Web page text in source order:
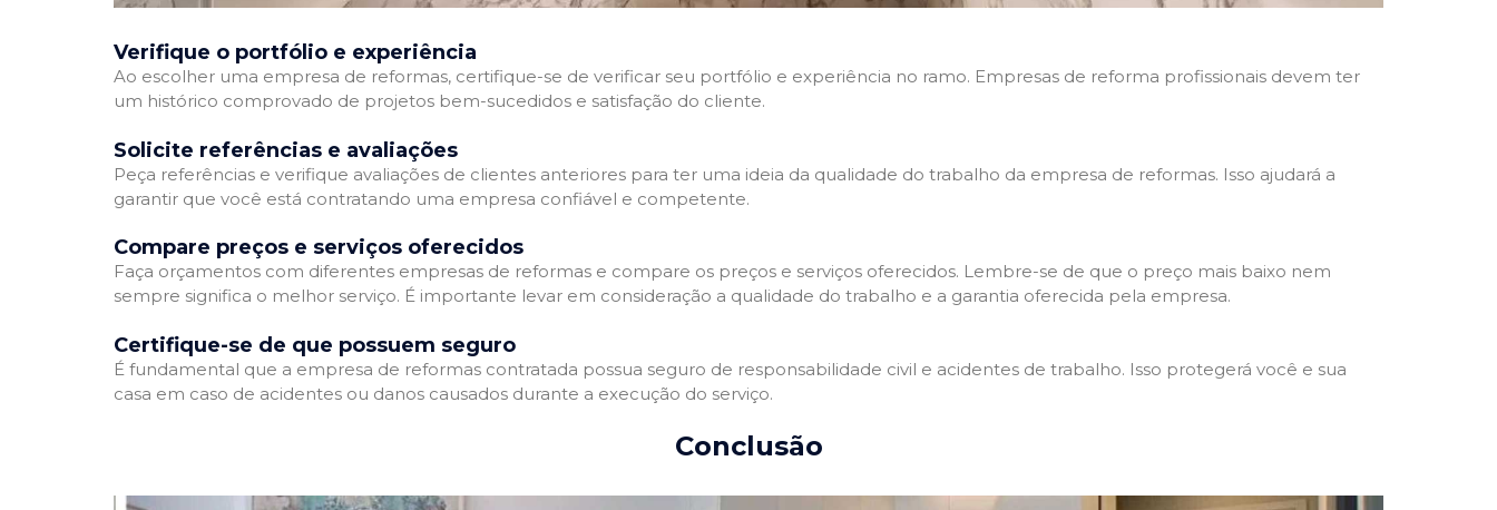
Verifique o portfólio e experiência
Ao escolher uma empresa de reformas, certifique-se de verificar seu portfólio e experiência no ramo. Empresas de reforma profissionais devem ter
um histórico comprovado de projetos bem-sucedidos e satisfação do cliente.
Solicite referências e avaliações
Peça referências e verifique avaliações de clientes anteriores para ter uma ideia da qualidade do trabalho da empresa de reformas. Isso ajudará a
garantir que você está contratando uma empresa confiável e competente.
Compare preços e serviços oferecidos
Faça orçamentos com diferentes empresas de reformas e compare os preços e serviços oferecidos. Lembre-se de que o preço mais baixo nem
sempre significa o melhor serviço. É importante levar em consideração a qualidade do trabalho e a garantia oferecida pela empresa.
Certifique-se de que possuem seguro
É fundamental que a empresa de reformas contratada possua seguro de responsabilidade civil e acidentes de trabalho. Isso protegerá você e sua
casa em caso de acidentes ou danos causados durante a execução do serviço.
Conclusão